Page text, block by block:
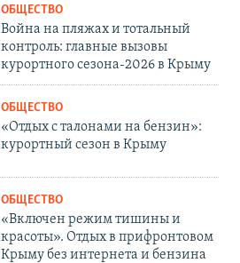
ОБЩЕСТВО
Война на пляжах и тотальный
контроль: главные вызовы
курортного сезона-2026 в Крыму
ОБЩЕСТВО
«Отдых с талонами на бензин»:
курортный сезон в Крыму
ОБЩЕСТВО
«Включен режим тишины и
красоты». Отдых в прифронтовом
Крыму без интернета и бензина